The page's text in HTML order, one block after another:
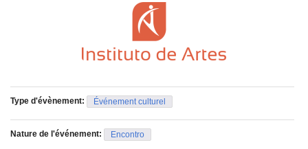
Type d'évènement: Événement culturel
Nature de l'événement: Encontro